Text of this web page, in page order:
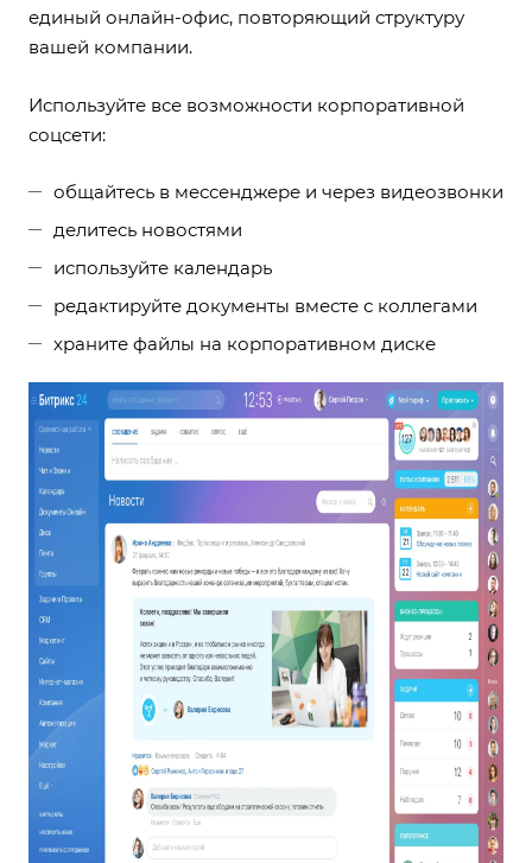
единый онлайн-офис, повторяющий структуру
вашей компании.
Используйте все возможности корпоративной
соцсети:
общайтесь в мессенджере и через видеозвонки
делитесь новостями
используйте календарь
редактируйте документы вместе с коллегами
храните файлы на корпоративном диске